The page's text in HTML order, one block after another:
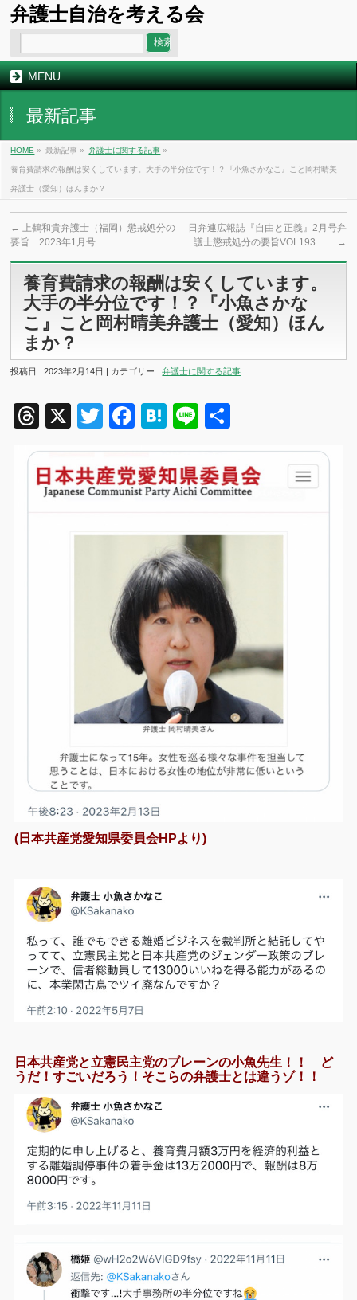
弁護士自治を考える会
MENU
最新記事
HOME » 最新記事 » 弁護士に関する記事 »
養育費請求の報酬は安くしています。大手の半分位です！？『小魚さかなこ』こと岡村晴美
弁護士（愛知）ほんまか？
← 上鶴和貴弁護士（福岡）懲戒処分の
要旨 2023年1月号
日弁連広報誌『自由と正義』2月号弁
護士懲戒処分の要旨VOL193
→
養育費請求の報酬は安くしています。
大手の半分位です！？『小魚さかな
こ』こと岡村晴美弁護士（愛知）ほん
まか？
投稿日 : 2023年2月14日 | カテゴリー :弁護士に関する記事
Threads
X TwitterFacebook
Hatena
Line
(日本共産党愛知県委員会HPより)
日本共産党と立憲民主党のブレーンの小魚先生！！ ど
うだ！すごいだろう！そこらの弁護士とは違うゾ！！